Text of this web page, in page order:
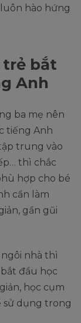
hào hứng
trẻ bắt
Anh
ba mẹ nên
tiếng Anh
trung vào
thì chắc
hợp cho bé
cần làm
gần gũi
nhà thì
đầu học
học cụm
sử dụng trong